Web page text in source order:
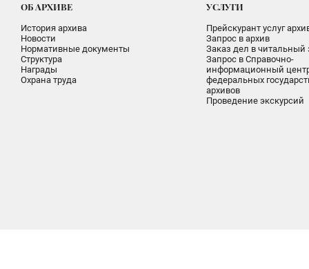
ОБ АРХИВЕ
История архива
Новости
Нормативные документы
Структура
Награды
Охрана труда
УСЛУГИ
Прейскурант услуг
Запрос в архив
Заказ дел в читальный
Запрос в Справочно-
информационный
федеральных
архивов
Проведение экскурсий